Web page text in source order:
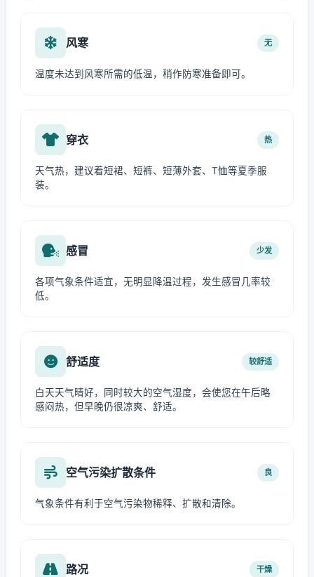
风寒 无
温度未达到风寒所需的低温，稍作防寒准备即可。
穿衣 热
天气热，建议着短裙、短裤、短薄外套、T恤等夏季服
装。
感冒 少发
各项气象条件适宜，无明显降温过程，发生感冒几率较
低。
舒适度 较舒适
白天天气晴好，同时较大的空气湿度，会使您在午后略
感闷热，但早晚仍很凉爽、舒适。
空气污染扩散条件 良
气象条件有利于空气污染物稀释、扩散和清除。
路况 干燥